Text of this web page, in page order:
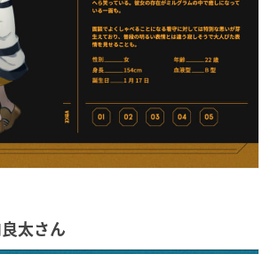
太さん